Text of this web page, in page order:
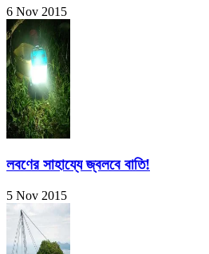
6 Nov 2015
লবণের সাহায্যে জ্বলবে বাতি!
5 Nov 2015